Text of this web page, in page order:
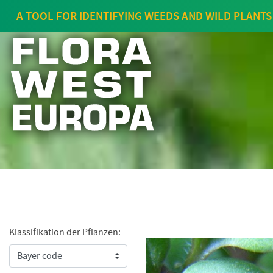
A TOOL FOR IDENTIFYING WEEDS AND WILD PLANTS
Klassifikation der Pflanzen: